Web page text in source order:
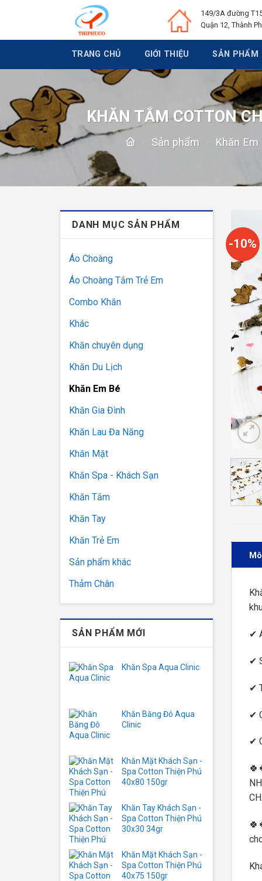
149/3A đường
Quận 12, Thành
TRANG CHỦ GIỚI THIỆU SẢN PHẨM
KHĂN TẮM COTTON
Sản phẩm - Khăn Em
DANH MỤC SẢN PHẨM
Áo Choàng
Áo Choàng Tắm Trẻ Em
Combo Khăn
Khác
Khăn chuyên dụng
Khăn Du Lịch
Khăn Em Bé
Khăn Gia Đình
Khăn Lau Đa Năng
Khăn Mặt
Khăn Spa - Khách Sạn
Khăn Tắm
Khăn Tay
Khăn Trẻ Em
Sản phẩm khác
Thảm Chân
SẢN PHẨM MỚI
Khăn Spa Aqua Clinic
Khăn Băng Đô Aqua
Clinic
Khăn Mặt Khách Sạn -
Spa Cotton Thiện Phú
40x80 150gr
Khăn Tay Khách Sạn -
Spa Cotton Thiện Phú
30x30 34gr
Khăn Mặt Khách Sạn -
Spa Cotton Thiện Phú
40x75 150gr
-10%
✔
✔
✔
✔
✔